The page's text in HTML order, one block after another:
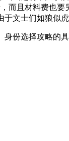
而且材料费也
于文士们如狼似
身份选择攻略的